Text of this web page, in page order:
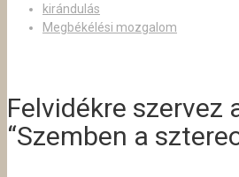
kirándulás
Megbékélési mozgalom
Felvidékre szervez
“Szemben a